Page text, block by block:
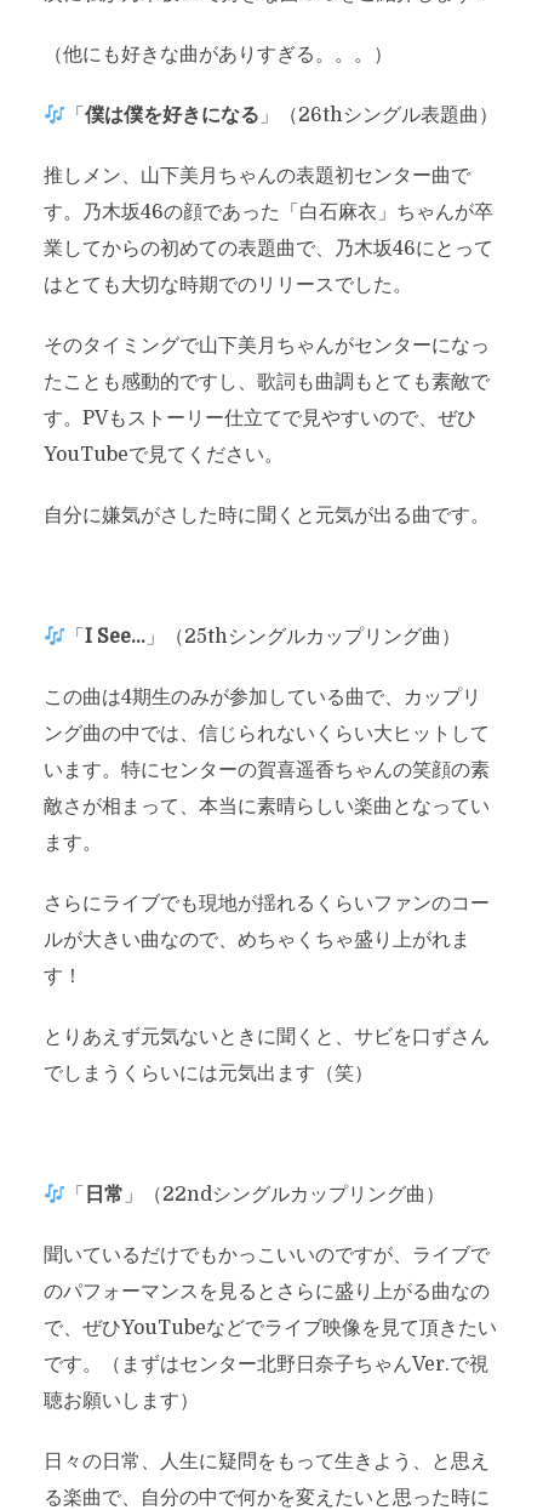
（他にも好きな曲がありすぎる。。。）
「僕は僕を好きになる 」（26thシングル表題曲）
推しメン、山下美月ちゃんの表題初センター曲で
す。乃木坂46の顔であった「白石麻衣」ちゃんが卒
業してからの初めての表題曲で、乃木坂46にとって
はとても大切な時期でのリリースでした。
そのタイミングで山下美月ちゃんがセンターになっ
たことも感動的ですし、歌詞も曲調もとても素敵で
す。PVもストーリー仕立てで見やすいので、ぜひ
YouTubeで見てください。
自分に嫌気がさした時に聞くと元気が出る曲です。
「I See… 」（25thシングルカップリング曲）
この曲は4期生のみが参加している曲で、カップリ
ング曲の中では、信じられないくらい大ヒットして
います。特にセンターの賀喜遥香ちゃんの笑顔の素
敵さが相まって、本当に素晴らしい楽曲となってい
ます。
さらにライブでも現地が揺れるくらいファンのコー
ルが大きい曲なので、めちゃくちゃ盛り上がれま
す！
とりあえず元気ないときに聞くと、サビを口ずさん
でしまうくらいには元気出ます（笑）
「 日常 」（22ndシングルカップリング曲）
聞いているだけでもかっこいいのですが、ライブで
のパフォーマンスを見るとさらに盛り上がる曲なの
で、ぜひYouTubeなどでライブ映像を見て頂きたい
です。（まずはセンター北野日奈子ちゃんVer.で視
聴お願いします）
日々の日常、人生に疑問をもって生きよう、と思え
る楽曲で、自分の中で何かを変えたいと思った時に